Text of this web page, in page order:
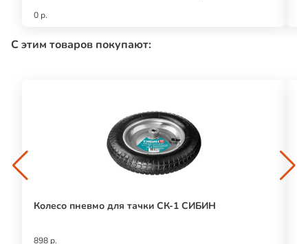
0 р.
С этим товаров покупают:
Колесо пневмо для тачки СК-1 СИБИН
898 р.